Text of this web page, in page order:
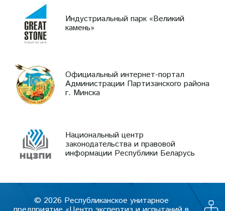
Индустриальный парк «Великий
камень»
Официальный интернет-портал
Администрации Партизанского района
г. Минска
Национальный центр
законодательства и правовой
информации Республики Беларусь
© 2026 Республиканское унитарное